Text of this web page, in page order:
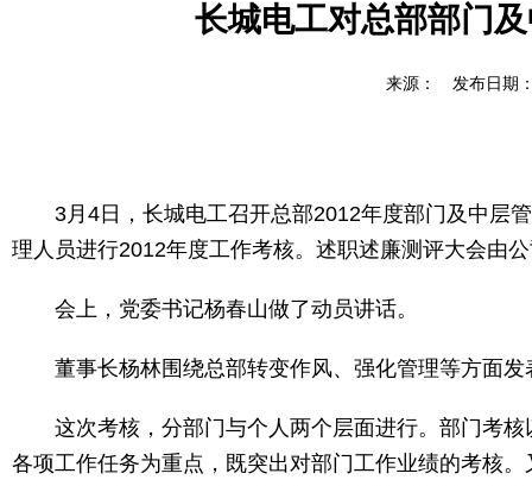
长城电工对总部部门
来源： 发布日期
3月4日，长城电工召开总部2012年度部门及中层管
理人员进行2012年度工作考核。述职述廉测评大会由
会上，党委书记杨春山做了动员讲话。
董事长杨林围绕总部转变作风、强化管理等方面发
这次考核，分部门与个人两个层面进行。部门考核
各项工作任务为重点，既突出对部门工作业绩的考核